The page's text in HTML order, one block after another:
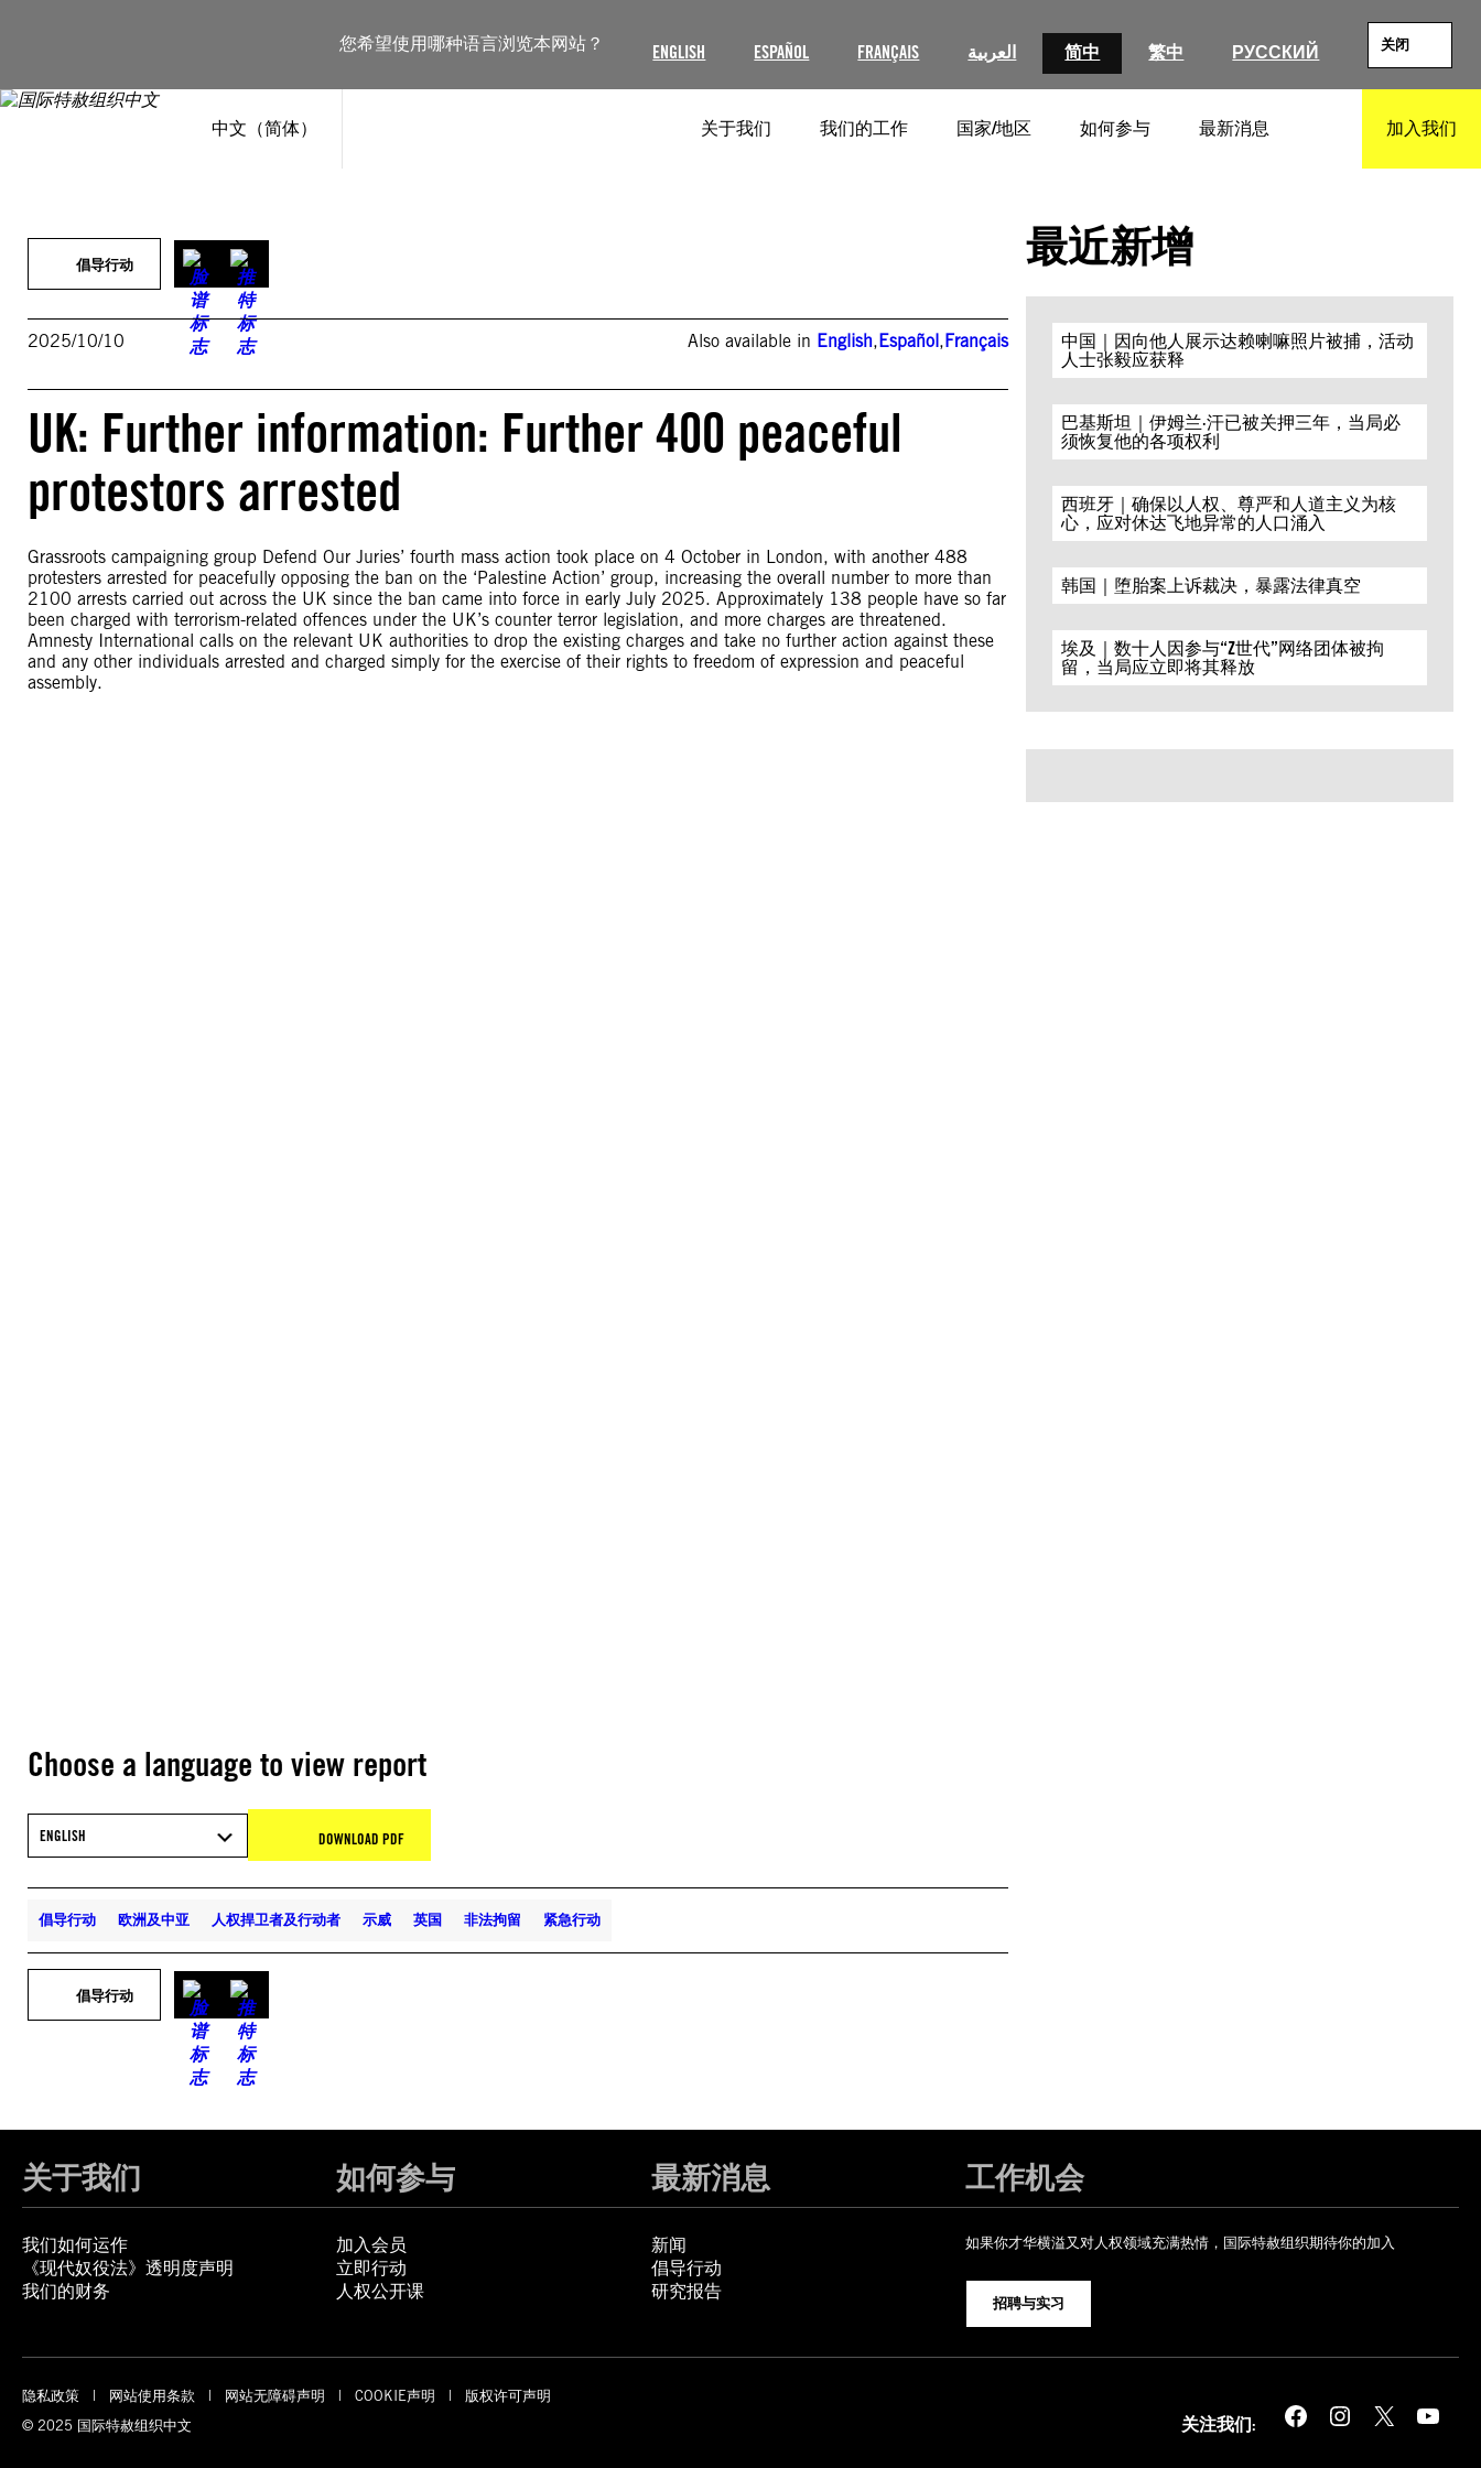
您希望使用哪种语言浏览本网站？ ENGLISH ESPAÑOL FRANÇAIS العربية 简中 繁中 РУССКИЙ 关闭
中文（简体） 关于我们 我们的工作 国家/地区 如何参与 最新消息 加入我们
倡导行动
2025/10/10 Also available in English,Español,Français
UK: Further information: Further 400 peaceful
protestors arrested
Grassroots campaigning group Defend Our Juries’ fourth mass action took place on 4 October in London, with another 488
protesters arrested for peacefully opposing the ban on the ‘Palestine Action’ group, increasing the overall number to more than
2100 arrests carried out across the UK since the ban came into force in early July 2025. Approximately 138 people have so far
been charged with terrorism-related offences under the UK’s counter terror legislation, and more charges are threatened.
Amnesty International calls on the relevant UK authorities to drop the existing charges and take no further action against these
and any other individuals arrested and charged simply for the exercise of their rights to freedom of expression and peaceful
assembly.
Choose a language to view report
ENGLISH DOWNLOAD PDF
倡导行动 欧洲及中亚 人权捍卫者及行动者 示威 英国 非法拘留 紧急行动
倡导行动
最近新增
中国｜因向他人展示达赖喇嘛照片被捕，活动
人士张毅应获释
巴基斯坦｜伊姆兰·汗已被关押三年，当局必
须恢复他的各项权利
西班牙｜确保以人权、尊严和人道主义为核
心，应对休达飞地异常的人口涌入
韩国｜堕胎案上诉裁决，暴露法律真空
埃及｜数十人因参与“Z世代”网络团体被拘
留，当局应立即将其释放
关于我们
我们如何运作
《现代奴役法》透明度声明
我们的财务
如何参与
加入会员
立即行动
人权公开课
最新消息
新闻
倡导行动
研究报告
工作机会
如果你才华横溢又对人权领域充满热情，国际特赦组织期待你的加入
招聘与实习
隐私政策 网站使用条款 网站无障碍声明 COOKIE声明
版权许可声明
© 2025 国际特赦组织中文
关注我们: Facebook Instagram X YouTube